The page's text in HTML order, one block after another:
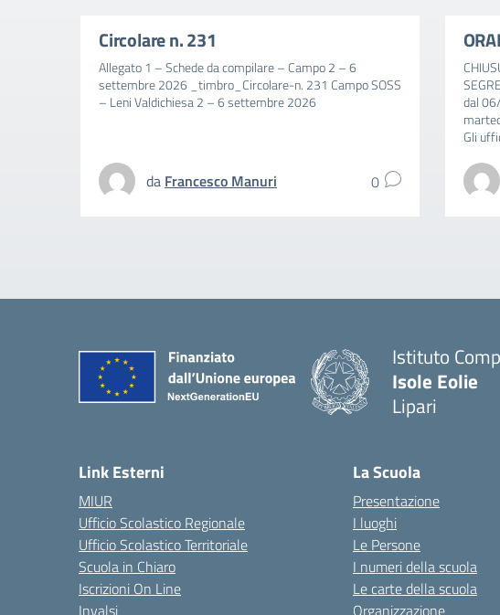
Circolare n. 231
Allegato 1 – Schede da compilare – Campo 2 – 6
settembre 2026 _timbro_Circolare-n. 231 Campo SOSS
– Leni Valdichiesa 2 – 6 settembre 2026
da Francesco Manuri 0
dal
Gli
Istituto
Isole Eolie
Lipari
Link Esterni
MIUR
Ufficio Scolastico Regionale
Ufficio Scolastico Territoriale
Scuola in Chiaro
Iscrizioni On Line
Invalsi
La Scuola
Presentazione
I luoghi
Le Persone
I numeri della scuola
Le carte della scuola
Organizzazione